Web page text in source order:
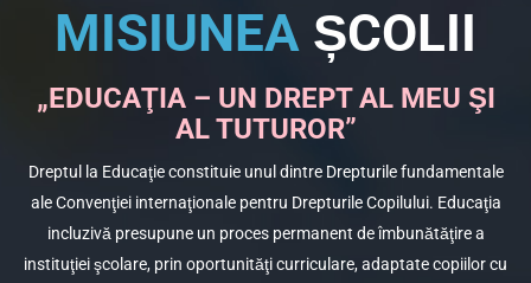
MISIUNEA ȘCOLII
„EDUCAŢIA – UN DREPT AL MEU ŞI
AL TUTUROR”
Dreptul la Educaţie constituie unul dintre Drepturile fundamentale
ale Convenţiei internaţionale pentru Drepturile Copilului. Educaţia
incluzivă presupune un proces permanent de îmbunătăţire a
instituţiei şcolare, prin oportunităţi curriculare, adaptate copiilor cu